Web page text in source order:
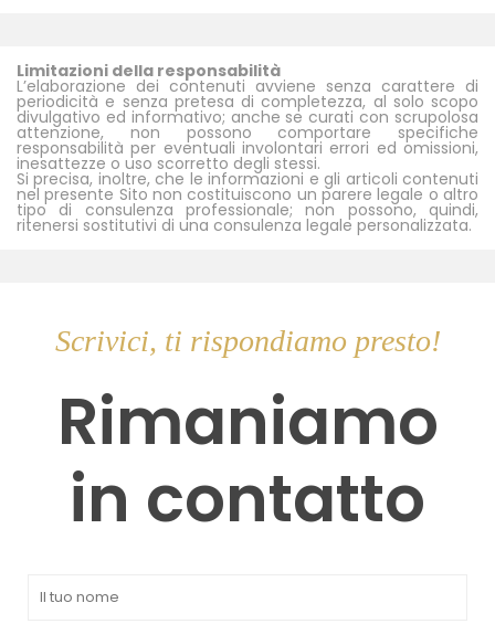
Limitazioni della responsabilità
L’elaborazione dei contenuti avviene senza carattere di
periodicità e senza pretesa di completezza, al solo scopo
divulgativo ed informativo; anche se curati con scrupolosa
attenzione, non possono comportare specifiche
responsabilità per eventuali involontari errori ed omissioni,
inesattezze o uso scorretto degli stessi.
Si precisa, inoltre, che le informazioni e gli articoli contenuti
nel presente Sito non costituiscono un parere legale o altro
tipo di consulenza professionale; non possono, quindi,
ritenersi sostitutivi di una consulenza legale personalizzata.
Scrivici, ti rispondiamo presto!
Rimaniamo
in contatto